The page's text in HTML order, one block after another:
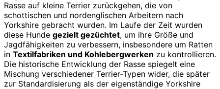
Rasse auf kleine Terrier zurückgehen, die von
schottischen und nordenglischen Arbeitern nach
Yorkshire gebracht wurden. Im Laufe der Zeit wurden
diese Hunde gezielt gezüchtet, um ihre Größe und
Jagdfähigkeiten zu verbessern, insbesondere um Ratten
in Textilfabriken und Kohlebergwerken zu kontrollieren.
Die historische Entwicklung der Rasse spiegelt eine
Mischung verschiedener Terrier-Typen wider, die später
zur Standardisierung als der eigenständige Yorkshire